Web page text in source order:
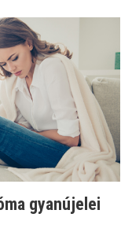
gyanújelei